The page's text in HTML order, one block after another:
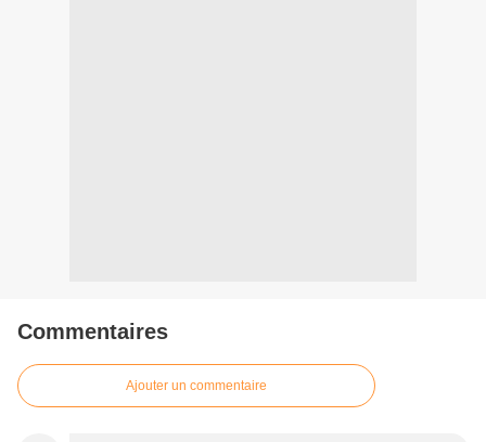
Commentaires
Ajouter un commentaire